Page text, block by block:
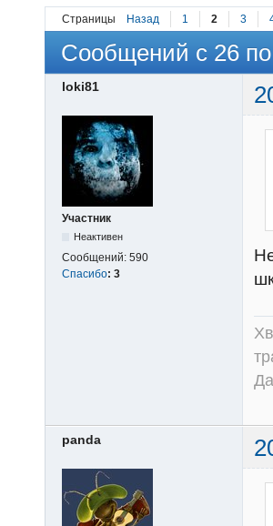
Страницы Назад 1 2 3
Сообщений с 26
loki81
Участник
Неактивен
Сообщений: 590
Спасибо: 3
panda